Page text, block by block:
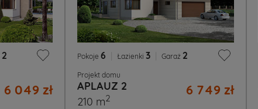
2
6 049 zł
Pokoje 6 Łazienki 3 Garaż 2
Projekt domu
APLAUZ 2 6 749 zł
210 m2